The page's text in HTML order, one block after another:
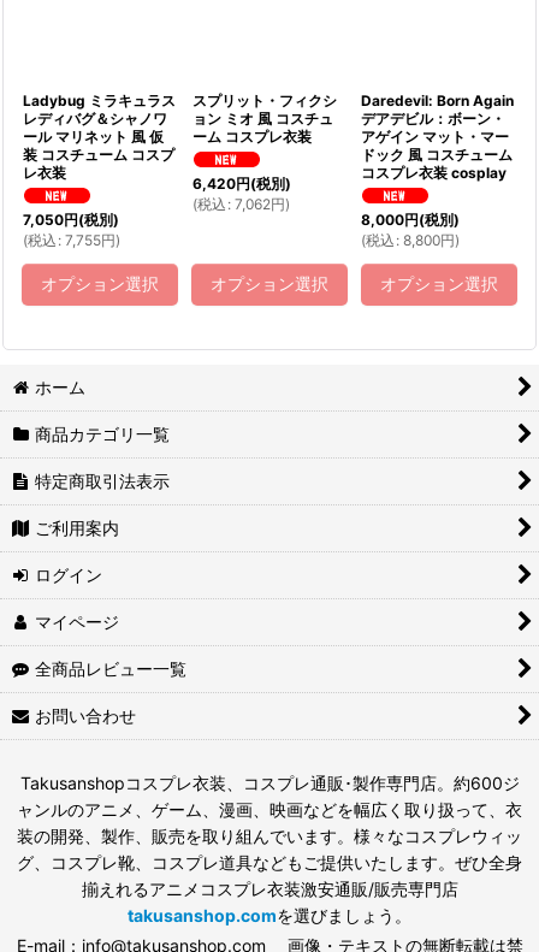
Ladybug ミラキュラス
レディバグ＆シャノワ
ール マリネット 風 仮
装 コスチューム コスプ
レ衣装
7,050円(税別)
(税込 : 7,755円)
オプション選択
スプリット・フィクシ
ョン ミオ 風 コスチュ
ーム コスプレ衣装
6,420円(税別)
(税込 : 7,062円)
オプション選択
Daredevil: Born Again
デアデビル：ボーン・
アゲイン マット・マー
ドック 風 コスチューム
コスプレ衣装 cosplay
8,000円(税別)
(税込 : 8,800円)
オプション選択
ホーム
商品カテゴリ一覧
特定商取引法表示
ご利用案内
ログイン
マイページ
全商品レビュー一覧
お問い合わせ
Takusanshopコスプレ衣装、コスプレ通販･製作専門店。約600ジ
ャンルのアニメ、ゲーム、漫画、映画などを幅広く取り扱って、衣
装の開発、製作、販売を取り組んでいます。様々なコスプレウィッ
グ、コスプレ靴、コスプレ道具などもご提供いたします。ぜひ全身
揃えれるアニメコスプレ衣装激安通販/販売専門店
takusanshop.comを選びましょう。
E-mail：info@takusanshop.com 画像・テキストの無断転載は禁